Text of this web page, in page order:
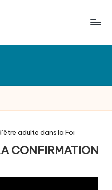
adulte dans la Foi
CONFIRMATION